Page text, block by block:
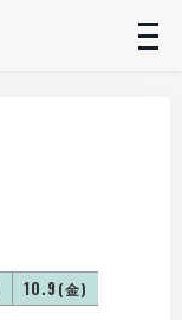
10.9 (金)